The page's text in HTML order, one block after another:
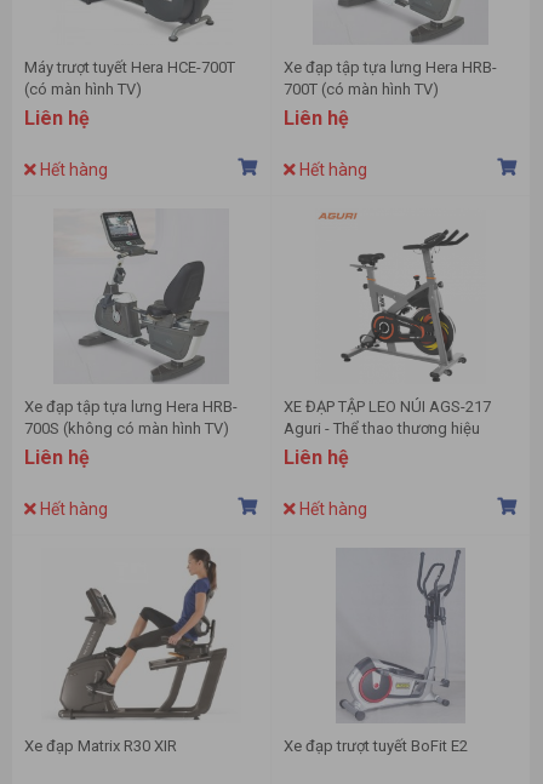
Máy trượt tuyết Hera HCE-700T
(có màn hình TV)
Liên hệ
Hết hàng
Xe đạp tập tựa lưng Hera HRB-
700T (có màn hình TV)
Liên hệ
Hết hàng
Xe đạp tập tựa lưng Hera HRB-
700S (không có màn hình TV)
Liên hệ
Hết hàng
XE ĐẠP TẬP LEO NÚI AGS-217
Aguri - Thể thao thương hiệu
Công Phượng
Liên hệ
Hết hàng
Xe đạp Matrix R30 XIR Xe đạp trượt tuyết BoFit E2